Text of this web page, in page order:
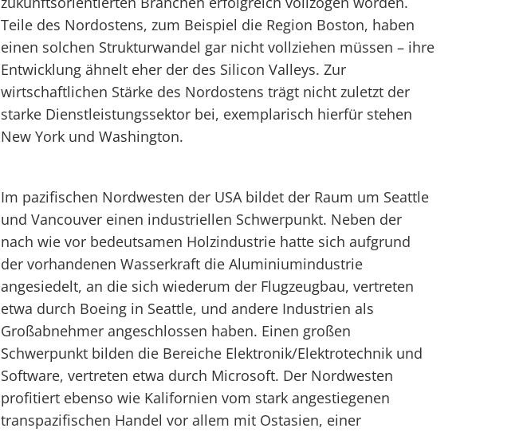
Teile des Nordostens, zum Beispiel die Region Boston, haben
einen solchen Strukturwandel gar nicht vollziehen müssen – ihre
Entwicklung ähnelt eher der des Silicon Valleys. Zur
wirtschaftlichen Stärke des Nordostens trägt nicht zuletzt der
starke Dienstleistungssektor bei, exemplarisch hierfür stehen
New York und Washington.
Im pazifischen Nordwesten der USA bildet der Raum um Seattle
und Vancouver einen industriellen Schwerpunkt. Neben der
nach wie vor bedeutsamen Holzindustrie hatte sich aufgrund
der vorhandenen Wasserkraft die Aluminiumindustrie
angesiedelt, an die sich wiederum der Flugzeugbau, vertreten
etwa durch Boeing in Seattle, und andere Industrien als
Großabnehmer angeschlossen haben. Einen großen
Schwerpunkt bilden die Bereiche Elektronik/Elektrotechnik und
Software, vertreten etwa durch Microsoft. Der Nordwesten
profitiert ebenso wie Kalifornien vom stark angestiegenen
transpazifischen Handel vor allem mit Ostasien, einer